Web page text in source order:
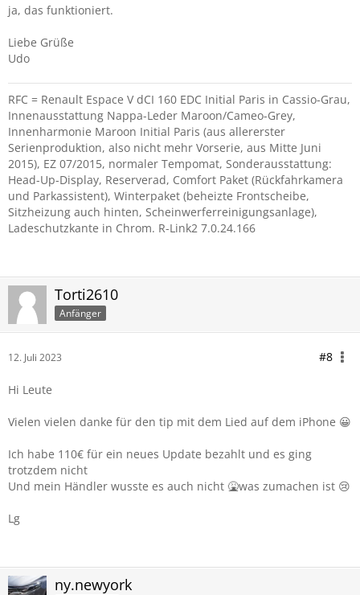
ja, das funktioniert.
Liebe Grüße
Udo
RFC = Renault Espace V dCI 160 EDC Initial Paris in Cassio-Grau,
Innenausstattung Nappa-Leder Maroon/Cameo-Grey,
Innenharmonie Maroon Initial Paris (aus allererster
Serienproduktion, also nicht mehr Vorserie, aus Mitte Juni
2015), EZ 07/2015, normaler Tempomat, Sonderausstattung:
Head-Up-Display, Reserverad, Comfort Paket (Rückfahrkamera
und Parkassistent), Winterpaket (beheizte Frontscheibe,
Sitzheizung auch hinten, Scheinwerferreinigungsanlage),
Ladeschutzkante in Chrom. R-Link2 7.0.24.166
Torti2610
Anfänger
12. Juli 2023 #8
Hi Leute
Vielen vielen danke für den tip mit dem Lied auf dem iPhone 😀
Ich habe 110€ für ein neues Update bezahlt und es ging
trotzdem nicht
Und mein Händler wusste es auch nicht 🤮was zumachen ist 😢
Lg
ny.newyork